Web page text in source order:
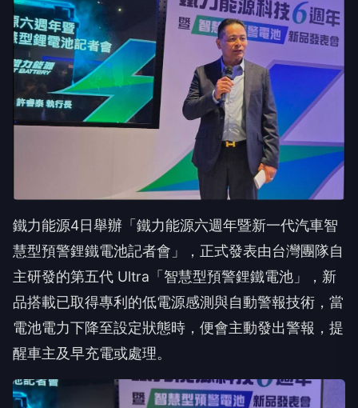
鐵力能源4日舉辦「鐵力能源六週年暨新一代汽車智
慧型預警鋰鐵電池記者會」，正式發表由台灣團隊自
主研發的第五代 Ultra「智慧型預警鋰鐵電池」，新
品搭載已取得專利的低電源感測與自動警報技術，當
電池電力下降至設定狀態時，便會主動發出警報，提
醒車主及早充電或處理。